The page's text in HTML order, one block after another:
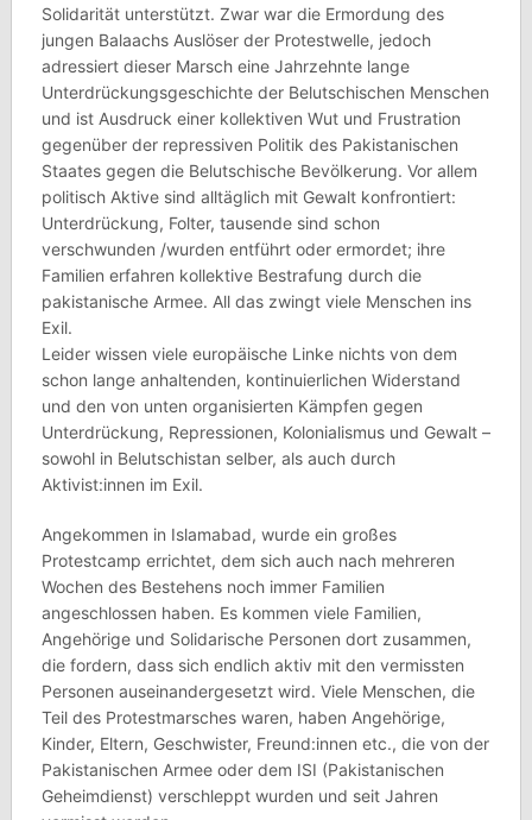
Solidarität unterstützt. Zwar war die Ermordung des
jungen Balaachs Auslöser der Protestwelle, jedoch
adressiert dieser Marsch eine Jahrzehnte lange
Unterdrückungsgeschichte der Belutschischen Menschen
und ist Ausdruck einer kollektiven Wut und Frustration
gegenüber der repressiven Politik des Pakistanischen
Staates gegen die Belutschische Bevölkerung. Vor allem
politisch Aktive sind alltäglich mit Gewalt konfrontiert:
Unterdrückung, Folter, tausende sind schon
verschwunden /wurden entführt oder ermordet; ihre
Familien erfahren kollektive Bestrafung durch die
pakistanische Armee. All das zwingt viele Menschen ins
Exil.
Leider wissen viele europäische Linke nichts von dem
schon lange anhaltenden, kontinuierlichen Widerstand
und den von unten organisierten Kämpfen gegen
Unterdrückung, Repressionen, Kolonialismus und Gewalt –
sowohl in Belutschistan selber, als auch durch
Aktivist:innen im Exil.
Angekommen in Islamabad, wurde ein großes
Protestcamp errichtet, dem sich auch nach mehreren
Wochen des Bestehens noch immer Familien
angeschlossen haben. Es kommen viele Familien,
Angehörige und Solidarische Personen dort zusammen,
die fordern, dass sich endlich aktiv mit den vermissten
Personen auseinandergesetzt wird. Viele Menschen, die
Teil des Protestmarsches waren, haben Angehörige,
Kinder, Eltern, Geschwister, Freund:innen etc., die von der
Pakistanischen Armee oder dem ISI (Pakistanischen
Geheimdienst) verschleppt wurden und seit Jahren